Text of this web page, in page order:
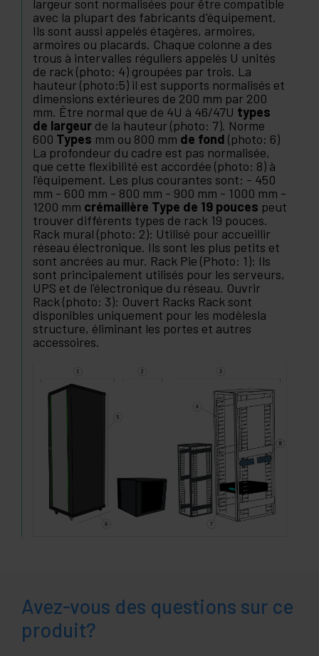
et des communications. Les mesures pour la
largeur sont normalisées pour être compatible
avec la plupart des fabricants d'équipement.
Ils sont aussi appelés étagères, armoires,
armoires ou placards. Chaque colonne a des
trous à intervalles réguliers appelés U unités
de rack (photo: 4) groupées par trois. La
hauteur (photo:5) il est supports normalisés et
dimensions extérieures de 200 mm par 200
mm. Être normal que de 4U à 46/47Utypes
de largeur de la hauteur (photo: 7). Norme
600Typesmm ou 800 mmde fond(photo: 6)
La profondeur du cadre est pas normalisée,
que cette flexibilité est accordée (photo: 8) à
l'équipement. Les plus courantes sont: - 450
mm - 600 mm - 800 mm - 900 mm - 1000 mm -
1200 mmcrémaillère Type de 19 poucespeut
trouver différents types de rack 19 pouces.
Rack mural (photo: 2): Utilisé pour accueillir
réseau électronique. Ils sont les plus petits et
sont ancrées au mur. Rack Pie (Photo: 1): Ils
sont principalement utilisés pour les serveurs,
UPS et de l'électronique du réseau. Ouvrir
Rack (photo: 3): Ouvert Racks Rack sont
disponibles uniquement pour les modèlesla
structure, éliminant les portes et autres
Avez-vous des questions sur ce
produit?